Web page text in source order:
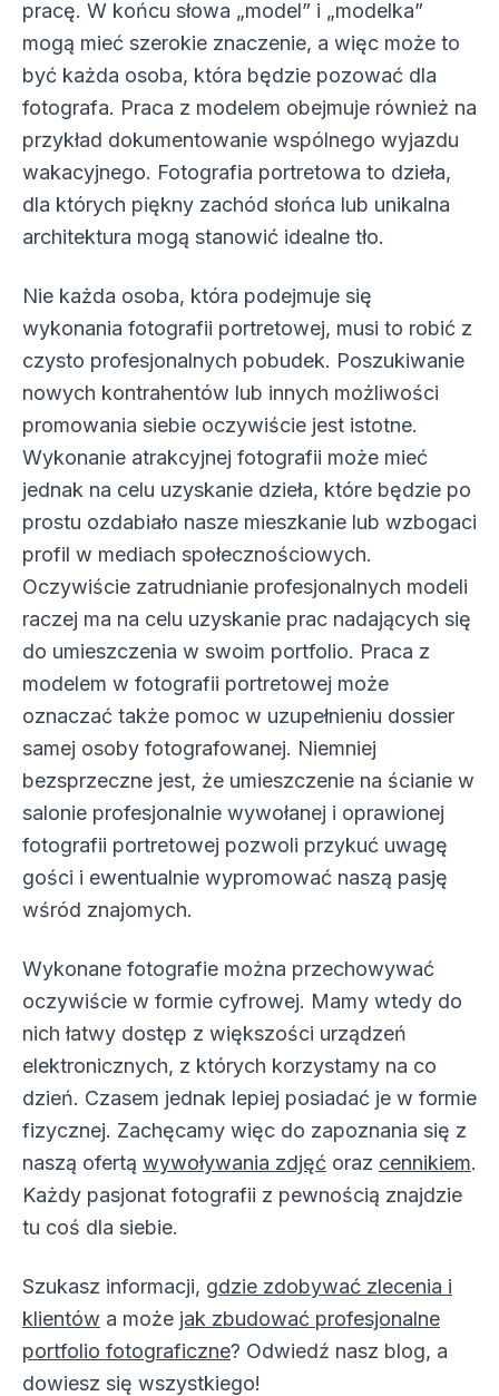
pracę. W końcu słowa „model” i „modelka”
mogą mieć szerokie znaczenie, a więc może to
być każda osoba, która będzie pozować dla
fotografa. Praca z modelem obejmuje również na
przykład dokumentowanie wspólnego wyjazdu
wakacyjnego. Fotografia portretowa to dzieła,
dla których piękny zachód słońca lub unikalna
architektura mogą stanowić idealne tło.
Nie każda osoba, która podejmuje się
wykonania fotografii portretowej, musi to robić z
czysto profesjonalnych pobudek. Poszukiwanie
nowych kontrahentów lub innych możliwości
promowania siebie oczywiście jest istotne.
Wykonanie atrakcyjnej fotografii może mieć
jednak na celu uzyskanie dzieła, które będzie po
prostu ozdabiało nasze mieszkanie lub wzbogaci
profil w mediach społecznościowych.
Oczywiście zatrudnianie profesjonalnych modeli
raczej ma na celu uzyskanie prac nadających się
do umieszczenia w swoim portfolio. Praca z
modelem w fotografii portretowej może
oznaczać także pomoc w uzupełnieniu dossier
samej osoby fotografowanej. Niemniej
bezsprzeczne jest, że umieszczenie na ścianie w
salonie profesjonalnie wywołanej i oprawionej
fotografii portretowej pozwoli przykuć uwagę
gości i ewentualnie wypromować naszą pasję
wśród znajomych.
Wykonane fotografie można przechowywać
oczywiście w formie cyfrowej. Mamy wtedy do
nich łatwy dostęp z większości urządzeń
elektronicznych, z których korzystamy na co
dzień. Czasem jednak lepiej posiadać je w formie
fizycznej. Zachęcamy więc do zapoznania się z
naszą ofertą wywoływania zdjęć oraz cennikiem.
Każdy pasjonat fotografii z pewnością znajdzie
tu coś dla siebie.
Szukasz informacji, gdzie zdobywać zlecenia i
klientów a może jak zbudować profesjonalne
portfolio fotograficzne? Odwiedź nasz blog, a
dowiesz się wszystkiego!